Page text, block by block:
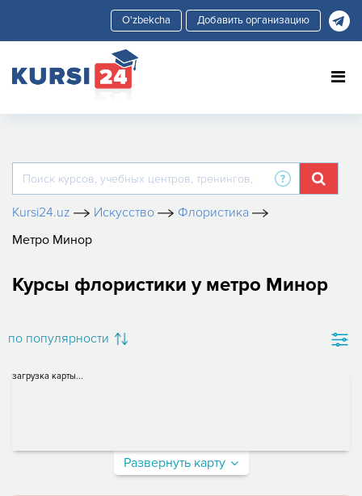
Добавить организацию
Kursi24.uz Искусство
Флористика
Метро Минор
Курсы флористики у метро Минор
по популярности
загрузка карты...
Развернуть карту